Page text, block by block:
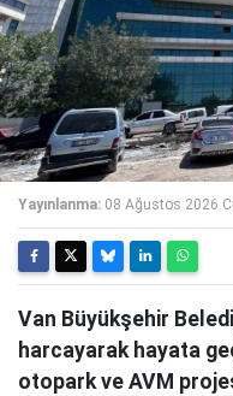
Yayınlanma: 08 Ağustos 2026
Van Büyükşehir
harcayarak hayata
otopark ve AVM